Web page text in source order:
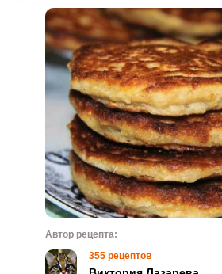
Автор рецепта:
355 рецептов